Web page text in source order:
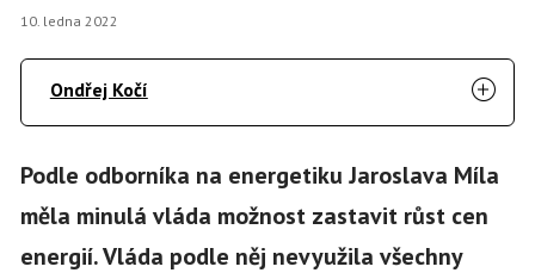
10. ledna 2022
Ondřej Kočí
Podle odborníka na energetiku Jaroslava Míla
měla minulá vláda možnost zastavit růst cen
energií. Vláda podle něj nevyužila všechny